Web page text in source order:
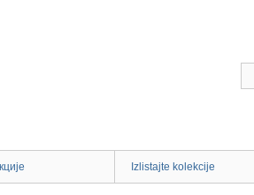
Izlistajte kolekcije